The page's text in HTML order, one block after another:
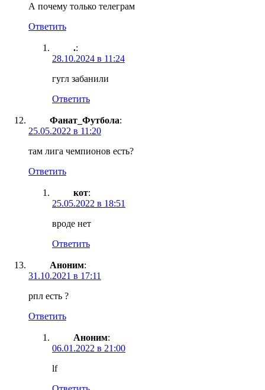
А почему только телеграм
Ответить
.:
28.10.2024 в 11:24
гугл забанили
Ответить
Фанат_Футбола:
25.05.2022 в 11:20
там лига чемпионов есть?
Ответить
кот:
25.05.2022 в 18:51
вроде нет
Ответить
Аноним:
31.10.2021 в 17:11
рпл есть ?
Ответить
Аноним:
06.01.2022 в 21:00
lf